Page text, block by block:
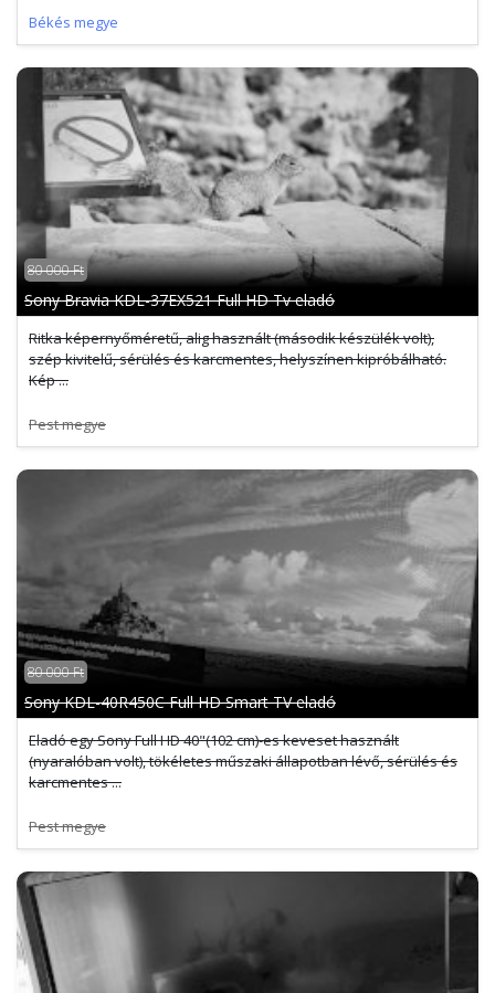
Békés megye
80 000 Ft
Sony Bravia KDL-37EX521 Full HD Tv eladó
Ritka képernyőméretű, alig használt (második készülék volt),
szép kivitelű, sérülés és karcmentes, helyszínen kipróbálható.
Kép ...
Pest megye
80 000 Ft
Sony KDL-40R450C Full HD Smart TV eladó
Eladó egy Sony Full HD 40"(102 cm)-es keveset használt
(nyaralóban volt), tökéletes műszaki állapotban lévő, sérülés és
karcmentes ...
Pest megye